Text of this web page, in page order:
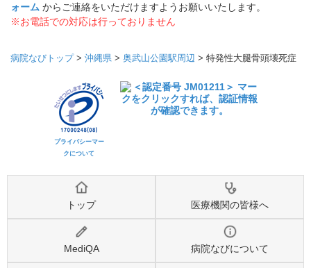
ォーム からご連絡をいただけますようお願いいたします。
※お電話での対応は行っておりません
病院なびトップ> 沖縄県 > 奥武山公園駅周辺 > 特発性大腿骨頭壊死症
プライバシーマー
クについて
トップ 医療機関の皆様へ
MediQA 病院なびについて